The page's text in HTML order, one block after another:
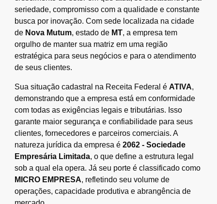
seriedade, compromisso com a qualidade e constante
busca por inovação. Com sede localizada na cidade
de Nova Mutum, estado de MT, a empresa tem
orgulho de manter sua matriz em uma região
estratégica para seus negócios e para o atendimento
de seus clientes.
Sua situação cadastral na Receita Federal é ATIVA,
demonstrando que a empresa está em conformidade
com todas as exigências legais e tributárias. Isso
garante maior segurança e confiabilidade para seus
clientes, fornecedores e parceiros comerciais. A
natureza jurídica da empresa é 2062 - Sociedade
Empresária Limitada, o que define a estrutura legal
sob a qual ela opera. Já seu porte é classificado como
MICRO EMPRESA, refletindo seu volume de
operações, capacidade produtiva e abrangência de